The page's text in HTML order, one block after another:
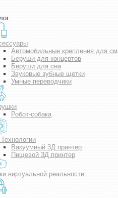
Автомобильные крепления для
Беруши для концертов
Беруши для сна
Звуковые зубные щетки
Умные переводчики
Робот-собака
Вакуумный 3Д принтер
Пищевой 3Д принтер
виртуальной реальности